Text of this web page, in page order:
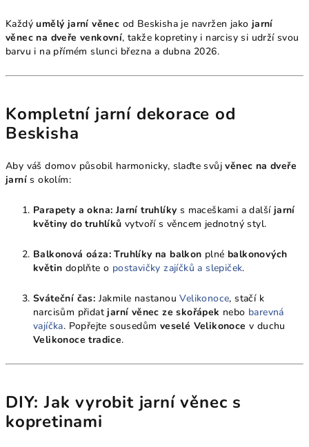
Každýumělý jarní věnec od Beskisha je navržen jako jarní
věnec na dveře venkovní, takže kopretiny i narcisy si udrží svou
barvu i na přímém slunci března a dubna 2026.
Kompletní jarní dekorace od
Beskisha
Aby váš domov působil harmonicky, slaďte svůjvěnec na dveře
jarní s okolím:
Parapety a okna: Jarní truhlíky s maceškami a další jarní
květiny do truhlíků vytvoří s věncem jednotný styl.
Balkonová oáza: Truhlíky na balkon plné balkonových
květin doplňte o postavičky zajíčků a slepiček.
Sváteční čas: Jakmile nastanouVelikonoce, stačí k
narcisům přidatjarní věnec ze skořápek nebo barevná
vajíčka. Popřejte sousedům veselé Velikonoce v duchu
Velikonoce tradice.
DIY: Jak vyrobit jarní věnec s
kopretinami